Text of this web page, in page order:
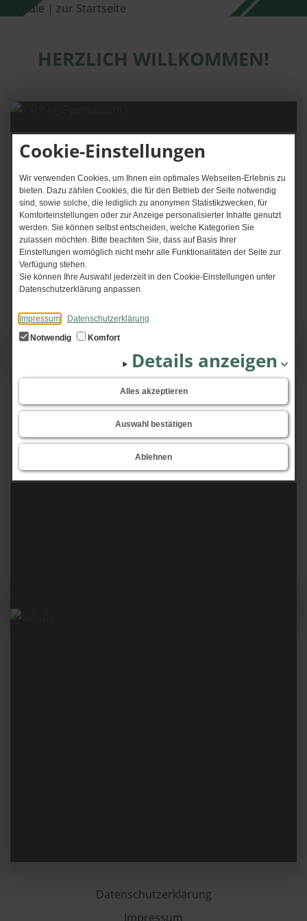
Cookie-Einstellungen
Wir verwenden Cookies, um Ihnen ein optimales Webseiten-Erlebnis zu
bieten. Dazu zählen Cookies, die für den Betrieb der Seite notwendig
sind, sowie solche, die lediglich zu anonymen Statistikzwecken, für
Komforteinstellungen oder zur Anzeige personalisierter Inhalte genutzt
werden. Sie können selbst entscheiden, welche Kategorien Sie
zulassen möchten. Bitte beachten Sie, dass auf Basis Ihrer
Einstellungen womöglich nicht mehr alle Funktionalitäten der Seite zur
Verfügung stehen.
Sie können Ihre Auswahl jederzeit in den Cookie-Einstellungen unter
Datenschutzerklärung anpassen.
Impressum
Datenschutzerklärung
Notwendig
Komfort
Details anzeigen
Alles akzeptieren
Auswahl bestätigen
Ablehnen
HERZLICH WILLKOMMEN!
Datenschutzerklärung
Impressum